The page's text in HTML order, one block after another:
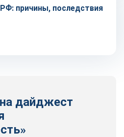
причины, последствия
дайджест